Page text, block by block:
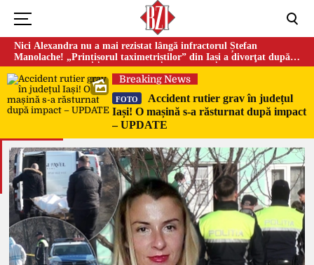
Nici Alexandra nu a mai rezistat lângă infractorul Ștefan
Manolache! „Prințișorul taximetriștilor” din Iași a divorţat după
doi ani de căsnicie
Breaking News
FOTO
Accident rutier grav în județul
Iași! O mașină s-a răsturnat după impact
– UPDATE